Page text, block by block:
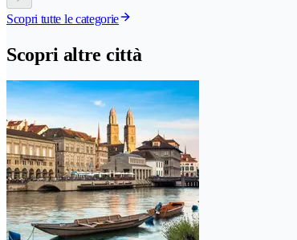
Scopri tutte le categorie
Scopri altre città